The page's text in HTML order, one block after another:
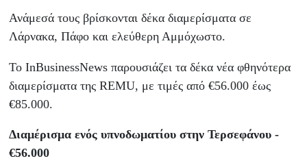
Ανάμεσά τους βρίσκονται δέκα διαμερίσματα σε
Λάρνακα, Πάφο και ελεύθερη Αμμόχωστο.
Το InBusinessNews παρουσιάζει τα δέκα νέα φθηνότερα
διαμερίσματα της REMU, με τιμές από €56.000 έως
€85.000.
Διαμέρισμα ενός υπνοδωματίου στην Τερσεφάνου -
€56.000